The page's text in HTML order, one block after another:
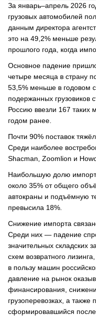
За январь–апрель 2026
грузовых автомобилей
данным директора
это на 49,2% меньше
прошлого года, когда
Основное падение
четыре месяца в страну
53,5% меньше в годовом
подержанных грузовиков
Россию ввезли 167
годом ранее.
Почти 90% поставок
Среди наиболее
Shacman, Zoomlion и
Наибольшую долю
около 35% от общего
автокраны и подъёмную
превысила 18%.
Снижение импорта
Среди них — падение
значительных складских
схем возвратного
в пользу машин
давление на рынок
финансирования,
грузоперевозках, а также
сформировавшийся после